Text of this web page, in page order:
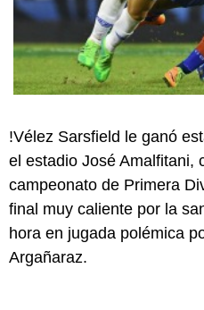
!Vélez Sarsfield le ganó
el estadio José Amalfitani,
campeonato de Primera
final muy caliente por la
hora en jugada polémica
Argañaraz.